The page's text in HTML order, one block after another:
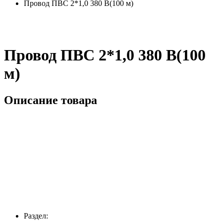
Провод ПВС 2*1,0 380 В(100 м)
Провод ПВС 2*1,0 380 В(100
м)
Описание товара
Раздел: